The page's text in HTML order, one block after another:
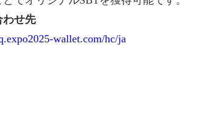
せ先
wallet.com/hc/ja